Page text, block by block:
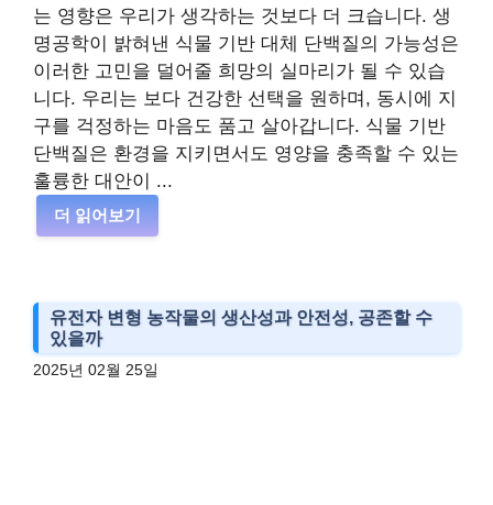
는 영향은 우리가 생각하는 것보다 더 크습니다. 생
명공학이 밝혀낸 식물 기반 대체 단백질의 가능성은
이러한 고민을 덜어줄 희망의 실마리가 될 수 있습
니다. 우리는 보다 건강한 선택을 원하며, 동시에 지
구를 걱정하는 마음도 품고 살아갑니다. 식물 기반
단백질은 환경을 지키면서도 영양을 충족할 수 있는
훌륭한 대안이 ...
더 읽어보기
유전자 변형 농작물의 생산성과 안전성, 공존할 수
있을까
2025년 02월 25일